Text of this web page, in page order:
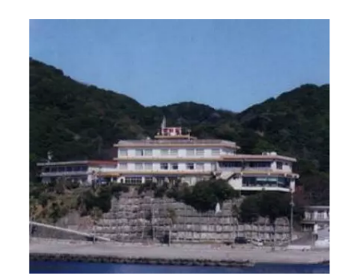
たキッズイベント、カナディアンカヌー、ペダルボート、ファンサ